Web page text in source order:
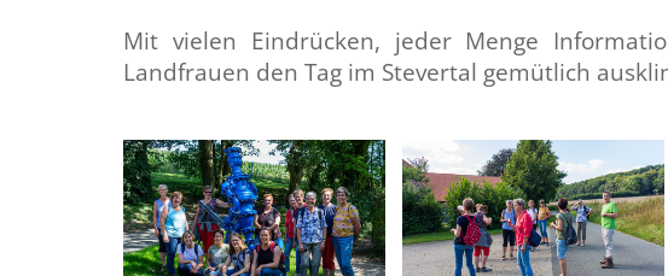
Mit vielen Eindrücken, jeder Menge
Landfrauen den Tag im Stevertal gemütlich